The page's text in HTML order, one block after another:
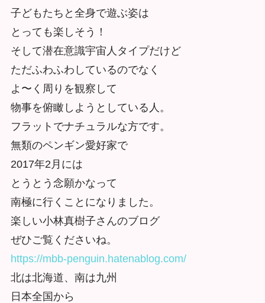
子どもたちと全身で遊ぶ姿は
とっても楽しそう！
そして潜在意識宇宙人タイプだけど
ただふわふわしているのでなく
よ〜く周りを観察して
物事を俯瞰しようとしている人。
フラットでナチュラルな方です。
無類のペンギン愛好家で
2017年2月には
とうとう念願かなって
南極に行くことになりました。
楽しい小林真樹子さんのブログ
ぜひご覧くださいね。
https://mbb-penguin.hatenablog.com/
北は北海道、南は九州
日本全国から